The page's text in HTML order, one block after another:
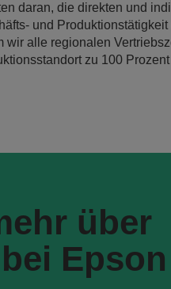
daran, die direkten und
und
wir alle regionalen
zu 100
über
Epson